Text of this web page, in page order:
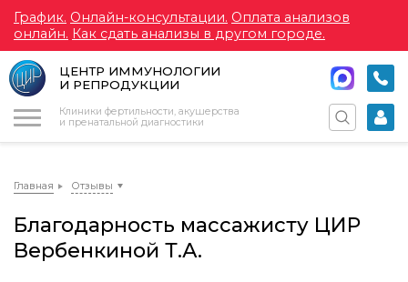
График. Онлайн-консультации. Оплата анализов
онлайн. Как сдать анализы в другом городе.
ЦЕНТР ИММУНОЛОГИИ
И РЕПРОДУКЦИИ
Клиники фертильности, акушерства
и пренатальной диагностики
Главная Отзывы
Благодарность массажисту ЦИР
Вербенкиной Т.А.